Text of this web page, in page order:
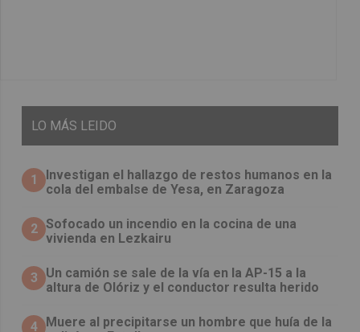
LO MÁS LEIDO
1
Investigan el hallazgo de restos humanos en la
cola del embalse de Yesa, en Zaragoza
2 Sofocado un incendio en la cocina de una
vivienda en Lezkairu
3
Un camión se sale de la vía en la AP-15 a la
altura de Olóriz y el conductor resulta herido
4
Muere al precipitarse un hombre que huía de la